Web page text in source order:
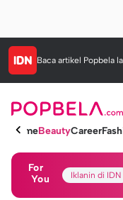
Baca artikel Popbela
HomeBeautyCareer
For
You
Iklanin di IDN